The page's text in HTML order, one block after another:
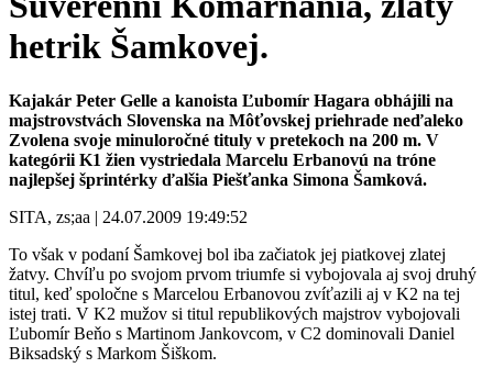
hetrik Šamkovej.
Kajakár Peter Gelle a kanoista Ľubomír Hagara obhájili na
majstrovstvách Slovenska na Môťovskej priehrade neďaleko
Zvolena svoje minuloročné tituly v pretekoch na 200 m. V
kategórii K1 žien vystriedala Marcelu Erbanovú na tróne
najlepšej šprintérky ďalšia Piešťanka Simona Šamková.
SITA, zs;aa | 24.07.2009 19:49:52
To však v podaní Šamkovej bol iba začiatok jej piatkovej zlatej
žatvy. Chvíľu po svojom prvom triumfe si vybojovala aj svoj druhý
titul, keď spoločne s Marcelou Erbanovou zvíťazili aj v K2 na tej
istej trati. V K2 mužov si titul republikových majstrov vybojovali
Ľubomír Beňo s Martinom Jankovcom, v C2 dominovali Daniel
Biksadský s Markom Šiškom.